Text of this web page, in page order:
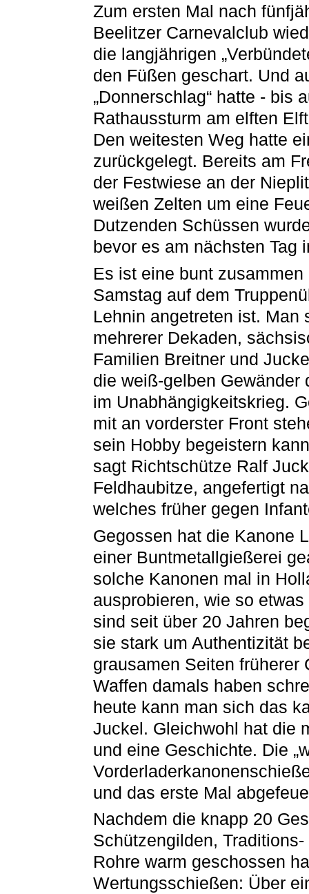
Zum ersten Mal nach
Beelitzer Carnevalclub
die langjährigen
den Füßen geschart. Und
„Donnerschlag“ hatte - bis
Rathaussturm am elften
Den weitesten Weg hatte
zurückgelegt. Bereits am
der Festwiese an der
weißen Zelten um eine
Dutzenden Schüssen
bevor es am nächsten Tag
Es ist eine bunt
Samstag auf dem
Lehnin angetreten ist. Man
mehrerer Dekaden,
Familien Breitner und
die weiß-gelben
im Unabhängigkeitskrieg.
mit an vorderster Front
sein Hobby begeistern
sagt Richtschütze Ralf
Feldhaubitze, angefertigt
welches früher gegen
Gegossen hat die Kanone
einer Buntmetallgießerei
solche Kanonen mal in
ausprobieren, wie so
sind seit über 20 Jahren
sie stark um Authentizität
grausamen Seiten früherer
Waffen damals haben
heute kann man sich das
Juckel. Gleichwohl hat die
und eine Geschichte. Die
und das erste Mal
Nachdem die knapp 20
Schützengilden,
Rohre warm geschossen
Wertungsschießen: Über